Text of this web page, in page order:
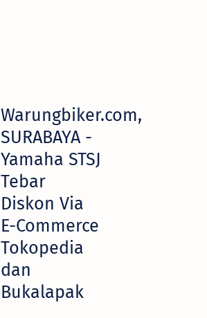
Warungbiker.com,
SURABAYA -
Yamaha STSJ
Tebar
Diskon Via
E-Commerce
Tokopedia
dan
Bukalapak